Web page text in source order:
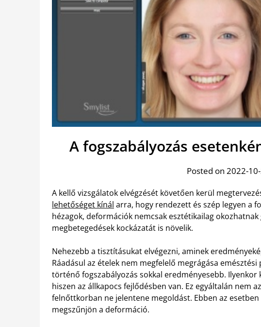
A fogszabályozás
Posted on 2022-
A kellő vizsgálatok elvégzését követően kerül
lehetőséget kínál arra, hogy rendezett és szép legyen a
hézagok, deformációk nemcsak esztétikailag
megbetegedések kockázatát is növelik.
Nehezebb a tisztításukat elvégezni, aminek
Ráadásul az ételek nem megfelelő megrágása
történő fogszabályozás sokkal eredményesebb. Ilyenkor
hiszen az állkapocs fejlődésben van. Ez egyáltalán nem
felnőttkorban ne jelentene megoldást. Ebben az esetben
megszűnjön a deformáció.